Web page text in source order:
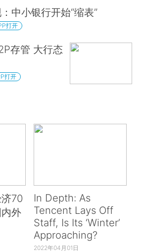
中小银行开始“缩表”
打开
存管 大行态
打开
70
外
In Depth: As
Tencent Lays Off
Staff, Is Its ‘Winter’
Approaching?
2022年04月01日